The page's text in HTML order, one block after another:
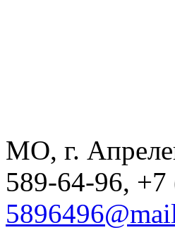
МО, г.
589-64-96,